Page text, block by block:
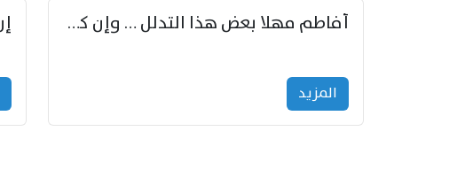
أفاطم مهلا بعض هذا التدلل … وإن كنت قد أزمعت صرمي فأجملي
المزید